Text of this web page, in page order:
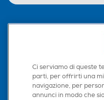
Scarica la nostra app
Ci serviamo di queste
parti, per offrirti una
navigazione, per
annunci in modo che